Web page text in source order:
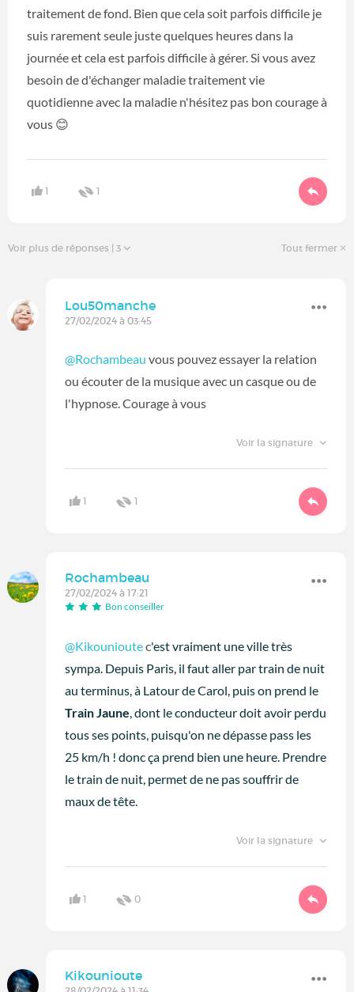
traitement de fond. Bien que cela soit parfois difficile je
suis rarement seule juste quelques heures dans la
journée et cela est parfois difficile à gérer. Si vous avez
besoin de d'échanger maladie traitement vie
quotidienne avec la maladie n'hésitez pas bon courage à
vous 😊
1 1
Tout fermer
Voir plus de réponses | 3
Lou50manche
27/02/2024 à 03:45
@Rochambeau vous pouvez essayer la relation
ou écouter de la musique avec un casque ou de
l'hypnose. Courage à vous
Voir la signature
1 1
Rochambeau
27/02/2024 à 17:21
Bon conseiller
@Kikounioutec'est vraiment une ville très
sympa. Depuis Paris, il faut aller par train de nuit
au terminus, à Latour de Carol, puis on prend le
Train Jaune, dont le conducteur doit avoir perdu
tous ses points, puisqu'on ne dépasse pass les
25 km/h ! donc ça prend bien une heure. Prendre
le train de nuit, permet de ne pas souffrir de
maux de tête.
Voir la signature
1 0
Kikounioute